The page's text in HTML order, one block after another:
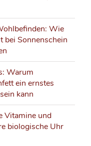
Wie
bei Sonnenschein
Warum
ein ernstes
kann
Vitamine und
biologische Uhr